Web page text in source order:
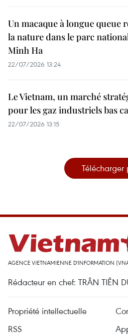
Un macaque à longue queue
la nature dans le parc
Minh Ha
22/07/2026 13:24
Le Vietnam, un marché
pour les gaz industriels bas
22/07/2026 13:15
Télécharger
AGENCE VIETNAMIENNE D'INFORMATION
Rédacteur en chef: TRÂN TIÊN
Propriété intellectuelle
RSS